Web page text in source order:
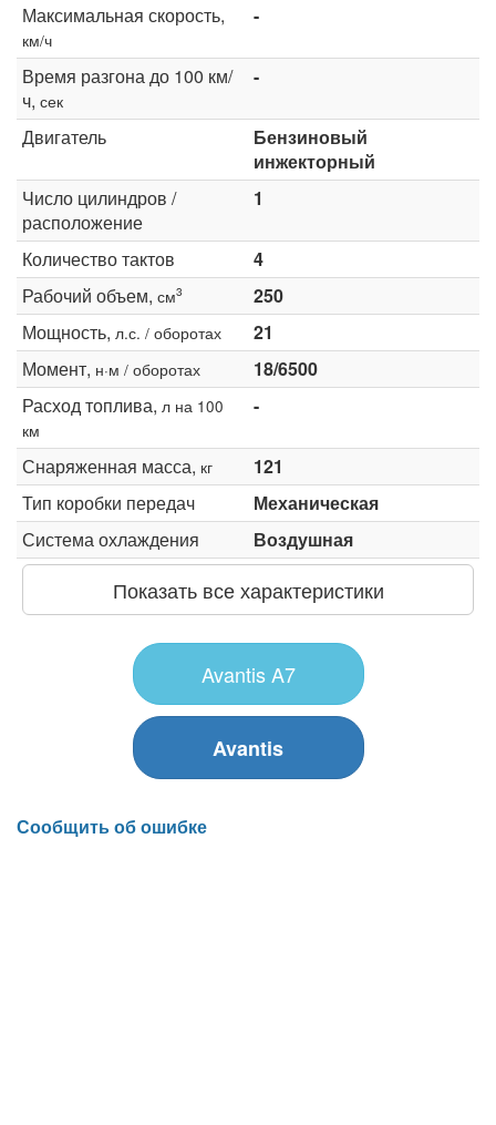
Максимальная скорость,
км/ч
-
Время разгона до 100 км/
ч, сек
-
Двигатель
Бензиновый
инжекторный
Число цилиндров /
расположение
1
Количество тактов
4
Рабочий объем, см3
250
Мощность, л.с. / оборотах
21
Момент, н·м / оборотах
18/6500
Расход топлива, л на 100
км
-
Снаряженная масса, кг
121
Тип коробки передач
Механическая
Система охлаждения
Воздушная
Показать все характеристики
Avantis A7
Avantis
Сообщить об ошибке